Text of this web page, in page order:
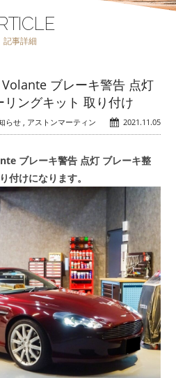
ORDER SALES
MAINTENANCE
COMPANY
記事詳細
ブレーキ警告 点灯
ングキット 取り付け
2021.11.05
らせ, アストンマーティン
ブレーキ警告 点灯 ブレーキ整
付けになります。